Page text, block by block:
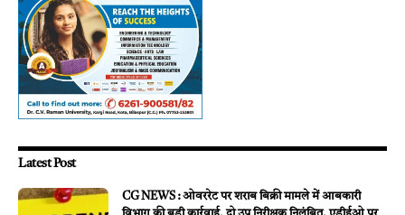
Latest Post
CG NEWS : ओवररेट पर शराब बिक्री मामले में आबकारी